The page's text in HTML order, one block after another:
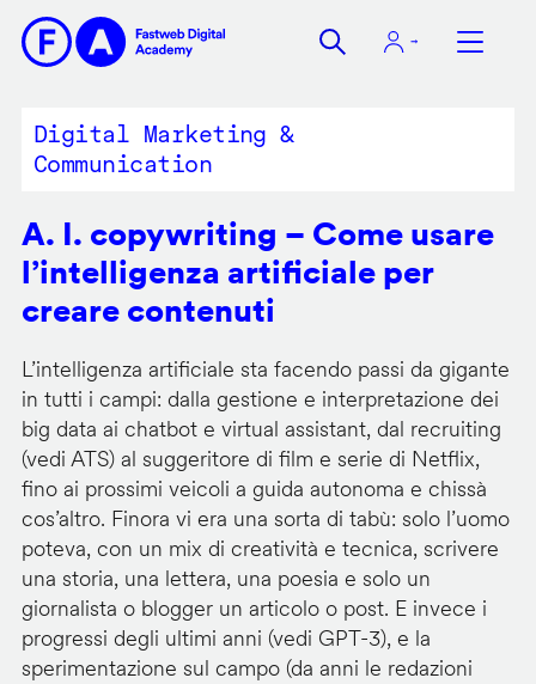
contenuto
Digital Marketing &
Communication
A. I. copywriting – Come usare
l’intelligenza artificiale per
creare contenuti
L’intelligenza artificiale sta facendo passi da gigante
in tutti i campi: dalla gestione e interpretazione dei
big data ai chatbot e virtual assistant, dal recruiting
(vedi ATS) al suggeritore di film e serie di Netflix,
fino ai prossimi veicoli a guida autonoma e chissà
cos’altro. Finora vi era una sorta di tabù: solo l’uomo
poteva, con un mix di creatività e tecnica, scrivere
una storia, una lettera, una poesia e solo un
giornalista o blogger un articolo o post. E invece i
progressi degli ultimi anni (vedi GPT-3), e la
sperimentazione sul campo (da anni le redazioni